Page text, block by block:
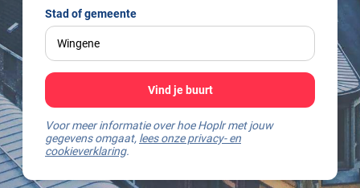
Stad of gemeente
Vind je buurt
Voor meer informatie over hoe Hoplr met jouw
gegevens omgaat, lees onze privacy- en
cookieverklaring.